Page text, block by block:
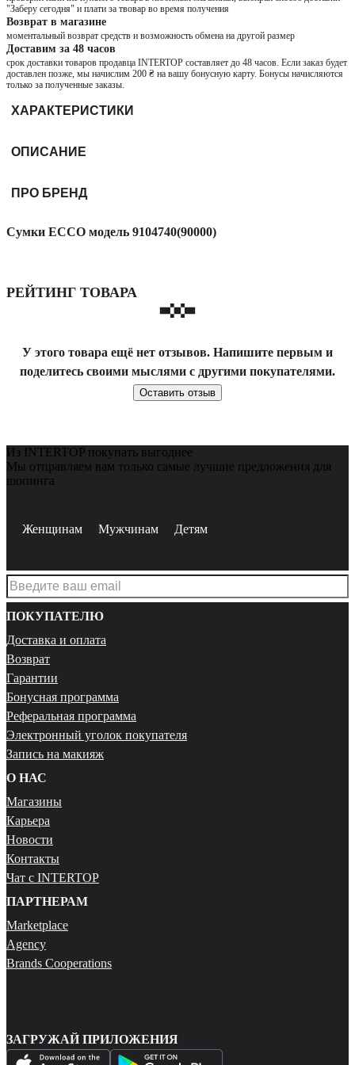
"Заберу сегодня" и плати за твовар во время получения
Возврат в магазине
моментальный возврат средств и возможность обмена на другой размер
Доставим за 48 часов
срок доставки товаров продавца INTERTOP составляет до 48 часов. Если заказ будет
доставлен позже, мы начислим 200 ₴ на вашу бонусную карту. Бонусы начисляются
только за полученные заказы.
ХАРАКТЕРИСТИКИ
ОПИСАНИЕ
ПРО БРЕНД
Сумки ECCO модель 9104740(90000)
РЕЙТИНГ ТОВАРА
У этого товара ещё нет отзывов. Напишите первым и
поделитесь своими мыслями с другими покупателями.
Оставить отзыв
Из INTERTOP покупать выгоднее
Мы отправляем вам только самые лучшие предложения для
шопинга
Женщинам Мужчинам Детям
ПОКУПАТЕЛЮ
Доставка и оплата
Возврат
Гарантии
Бонусная программа
Реферальная программа
Электронный уголок покупателя
Запись на макияж
О НАС
Магазины
Карьера
Новости
Контакты
Чат с INTERTOP
ПАРТНЕРАМ
Marketplace
Agency
Brands Cooperations
ЗАГРУЖАЙ ПРИЛОЖЕНИЯ